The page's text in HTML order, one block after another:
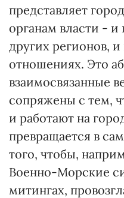
представляет
органам власти - и
других регионов,
отношениях. Это
взаимосвязанные
сопряжены с тем,
и работают на
превращается в
того, чтобы,
Военно-Морские
митингах,